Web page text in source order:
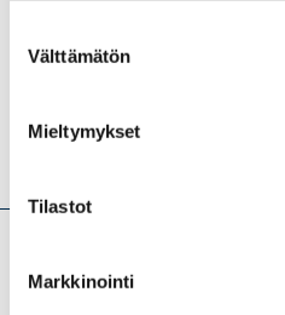
valinta
Välttämätön
Mieltymykset
Tilastot
Markkinointi